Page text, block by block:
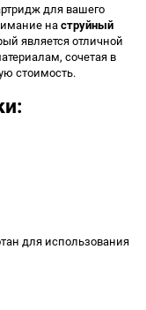
для вашего
наструйный
является отличной
сочетая в
стоимость.
для использования